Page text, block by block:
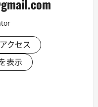
クセス
表示